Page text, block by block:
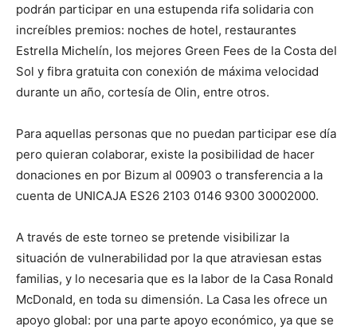
podrán participar en una estupenda rifa solidaria con
increíbles premios: noches de hotel, restaurantes
Estrella Michelín, los mejores Green Fees de la Costa del
Sol y fibra gratuita con conexión de máxima velocidad
durante un año, cortesía de Olin, entre otros.
Para aquellas personas que no puedan participar ese día
pero quieran colaborar, existe la posibilidad de hacer
donaciones en por Bizum al 00903 o transferencia a la
cuenta de UNICAJA ES26 2103 0146 9300 30002000.
A través de este torneo se pretende visibilizar la
situación de vulnerabilidad por la que atraviesan estas
familias, y lo necesaria que es la labor de la Casa Ronald
McDonald, en toda su dimensión. La Casa les ofrece un
apoyo global: por una parte apoyo económico, ya que se